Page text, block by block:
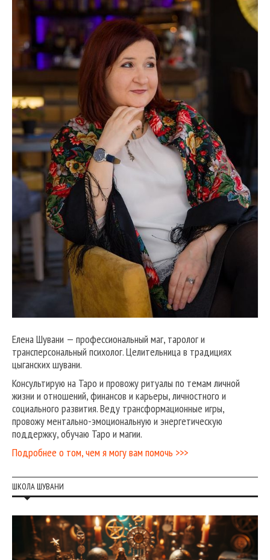
Елена Шувани — профессиональный маг, таролог и
трансперсональный психолог. Целительница в традициях
цыганских шувани.
Консультирую на Таро и провожу ритуалы по темам личной
жизни и отношений, финансов и карьеры, личностного и
социального развития. Веду трансформационные игры,
провожу ментально-эмоциональную и энергетическую
поддержку, обучаю Таро и магии.
Подробнее о том, чем я могу вам помочь >>>
ШКОЛА ШУВАНИ